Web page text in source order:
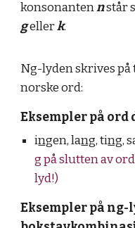
konsonantennstår
gellerk.
Ng-lyden skrives
norske ord:
Eksempler på
ingen, lang, ting,
g på slutten av
lyd!)
Eksempler på ng-